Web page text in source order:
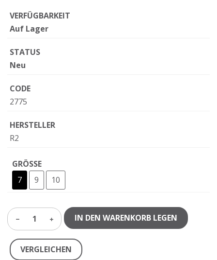
VERFÜGBARKEIT
Auf Lager
STATUS
Neu
CODE
2775
HERSTELLER
R2
GRÖSSE
7
9 10
1 IN DEN WARENKORB LEGEN
VERGLEICHEN